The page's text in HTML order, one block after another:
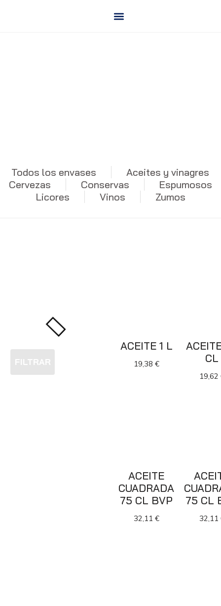
Todos los envases
Aceites y vinagres
Cervezas
Conservas
Espumosos
Licores
Vinos Zumos
FILTRAR
ACEITE 1 L
19,38 €
CL
19,62
ACEITE
CUADRADA
75 CL BVP
32,11 €
75 CL
32,11